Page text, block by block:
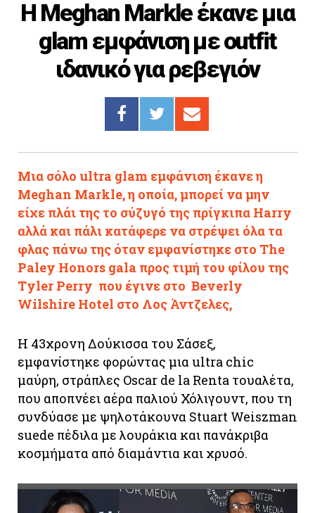
ΣΥΝΔΕΣΜΟΙ
H Meghan Markle έκανε μια
glam εμφάνιση με outfit
ιδανικό για ρεβεγιόν
Μια σόλο ultra glam εμφάνιση έκανε η
Meghan Markle, η οποία, μπορεί να μην
είχε πλάι της το σύζυγό της πρίγκιπα Harry
αλλά και πάλι κατάφερε να στρέψει όλα τα
φλας πάνω της όταν εμφανίστηκε στο The
Paley Honors gala προς τιμή του φίλου της
Tyler Perry που έγινε στο Beverly
Wilshire Hotel στο Λος Άντζελες,
H 43χρονη Δούκισσα του Σάσεξ,
εμφανίστηκε φορώντας μια ultra chic
μαύρη, στράπλες Oscar de la Renta τουαλέτα,
που αποπνέει αέρα παλιού Χόλιγουντ, που τη
συνδύασε με ψηλοτάκουνα Stuart Weiszman
suede πέδιλα με λουράκια και πανάκριβα
κοσμήματα από διαμάντια και χρυσό.